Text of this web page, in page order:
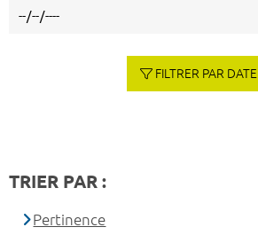
FILTRER PAR DATE
TRIER PAR :
Pertinence